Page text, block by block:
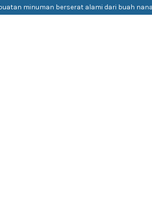
minuman berserat alami dari buah